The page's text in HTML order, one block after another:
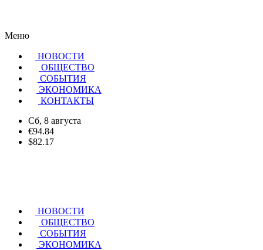
Меню
НОВОСТИ
ОБЩЕСТВО
CОБЫТИЯ
ЭКОНОМИКА
КОНТАКТЫ
Сб, 8 августа
€94.84
$82.17
НОВОСТИ
ОБЩЕСТВО
СОБЫТИЯ
ЭКОНОМИКА